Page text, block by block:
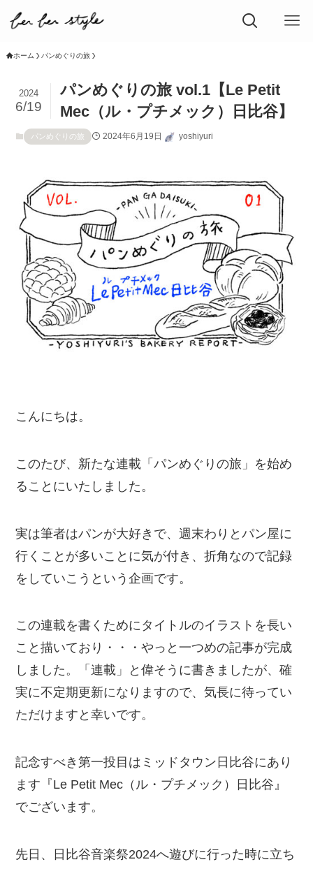
ホーム パンめぐりの旅
パンめぐりの旅 vol.1【Le Petit
Mec（ル・プチメック）日比谷】
2024
6/19
パンめぐりの旅 2024年6月19日 yoshiyuri
こんにちは。
このたび、新たな連載「パンめぐりの旅」を始め
ることにいたしました。
実は筆者はパンが大好きで、週末わりとパン屋に
行くことが多いことに気が付き、折角なので記録
をしていこうという企画です。
この連載を書くためにタイトルのイラストを長い
こと描いており・・・やっと一つめの記事が完成
しました。「連載」と偉そうに書きましたが、確
実に不定期更新になりますので、気長に待ってい
ただけますと幸いです。
記念すべき第一投目はミッドタウン日比谷にあり
ます『Le Petit Mec（ル・プチメック）日比谷』
でございます。
先日、日比谷音楽祭2024へ遊びに行った時に立ち